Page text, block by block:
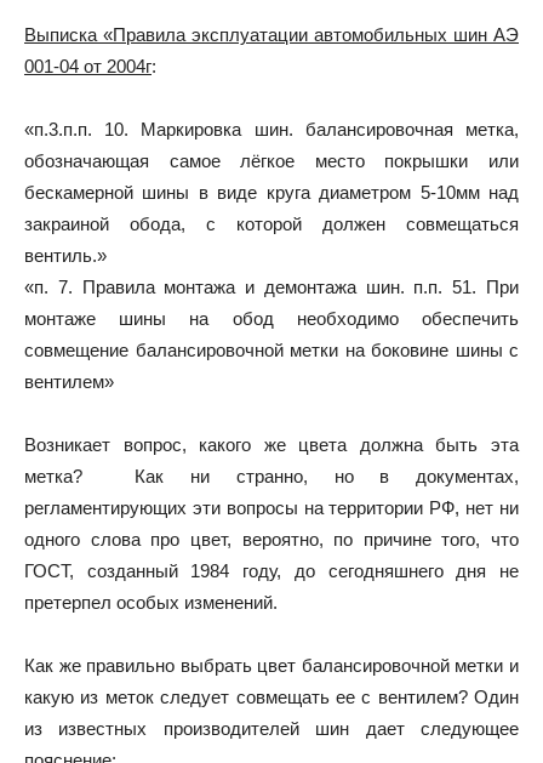
Выписка «Правила эксплуатации автомобильных шин АЭ
001-04 от 2004г:
«п.3.п.п. 10. Маркировка шин. балансировочная метка,
обозначающая самое лёгкое место покрышки или
бескамерной шины в виде круга диаметром 5-10мм над
закраиной обода, с которой должен совмещаться
вентиль.»
«п. 7. Правила монтажа и демонтажа шин. п.п. 51. При
монтаже шины на обод необходимо обеспечить
совмещение балансировочной метки на боковине шины с
вентилем»
Возникает вопрос, какого же цвета должна быть эта
метка? Как ни странно, но в документах,
регламентирующих эти вопросы на территории РФ, нет ни
одного слова про цвет, вероятно, по причине того, что
ГОСТ, созданный 1984 году, до сегодняшнего дня не
претерпел особых изменений.
Как же правильно выбрать цвет балансировочной метки и
какую из меток следует совмещать ее с вентилем? Один
из известных производителей шин дает следующее